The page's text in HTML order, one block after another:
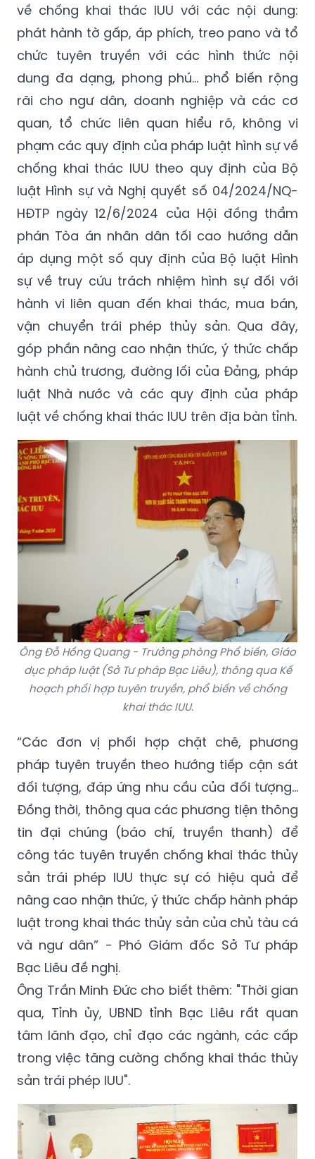
về chống khai thác IUU với các nội dung:
phát hành tờ gấp, áp phích, treo pano và tổ
chức tuyên truyền với các hình thức nội
dung đa dạng, phong phú... phổ biến rộng
rãi cho ngư dân, doanh nghiệp và các cơ
quan, tổ chức liên quan hiểu rõ, không vi
phạm các quy định của pháp luật hình sự về
chống khai thác IUU theo quy định của Bộ
luật Hình sự và Nghị quyết số 04/2024/NQ-
HĐTP ngày 12/6/2024 của Hội đồng thẩm
phán Tòa án nhân dân tối cao hướng dẫn
áp dụng một số quy định của Bộ luật Hình
sự về truy cứu trách nhiệm hình sự đối với
hành vi liên quan đến khai thác, mua bán,
vận chuyển trái phép thủy sản. Qua đây,
góp phần nâng cao nhận thức, ý thức chấp
hành chủ trương, đường lối của Đảng, pháp
luật Nhà nước và các quy định của pháp
luật về chống khai thác IUU trên địa bàn tỉnh.
Ông Đỗ Hồng Quang - Trưởng phòng Phổ biến, Giáo
dục pháp luật (Sở Tư pháp Bạc Liêu), thông qua Kế
hoạch phối hợp tuyên truyền, phổ biến về chống
khai thác IUU.
“Các đơn vị phối hợp chặt chẽ, phương
pháp tuyên truyền theo hướng tiếp cận sát
đối tượng, đáp ứng nhu cầu của đối tượng...
Đồng thời, thông qua các phương tiện thông
tin đại chúng (báo chí, truyền thanh) để
công tác tuyên truyền chống khai thác thủy
sản trái phép IUU thực sự có hiệu quả để
nâng cao nhận thức, ý thức chấp hành pháp
luật trong khai thác thủy sản của chủ tàu cá
và ngư dân” - Phó Giám đốc Sở Tư pháp
Bạc Liêu đề nghị.
Ông Trần Minh Đức cho biết thêm: "Thời gian
qua, Tỉnh ủy, UBND tỉnh Bạc Liêu rất quan
tâm lãnh đạo, chỉ đạo các ngành, các cấp
trong việc tăng cường chống khai thác thủy
sản trái phép IUU".